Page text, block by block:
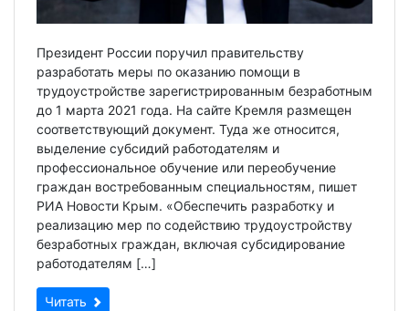
Президент России поручил правительству
разработать меры по оказанию помощи в
трудоустройстве зарегистрированным безработным
до 1 марта 2021 года. На сайте Кремля размещен
соответствующий документ. Туда же относится,
выделение субсидий работодателям и
профессиональное обучение или переобучение
граждан востребованным специальностям, пишет
РИА Новости Крым. «Обеспечить разработку и
реализацию мер по содействию трудоустройству
безработных граждан, включая субсидирование
работодателям […]
Читать